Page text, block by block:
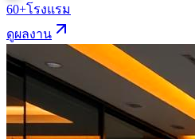
60+โรงแรม
ดูผลงาน